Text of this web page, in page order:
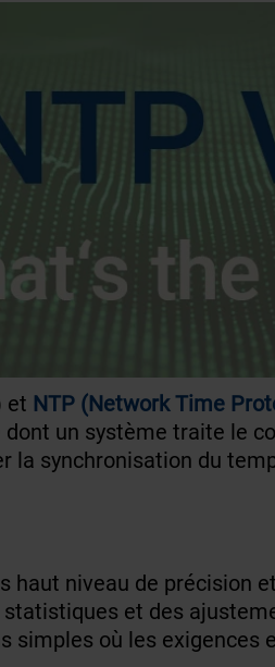
et NTP (Network Time
un système traite le
la synchronisation du
haut niveau de précision
et des
simples où les